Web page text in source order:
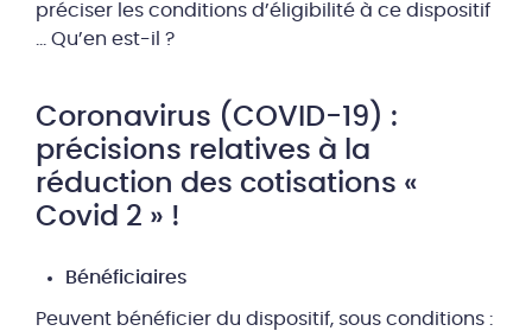
préciser les conditions d’éligibilité à ce dispositif
… Qu’en est-il ?
Coronavirus (COVID-19) :
précisions relatives à la
réduction des cotisations «
Covid 2 » !
Bénéficiaires
Peuvent bénéficier du dispositif, sous conditions :